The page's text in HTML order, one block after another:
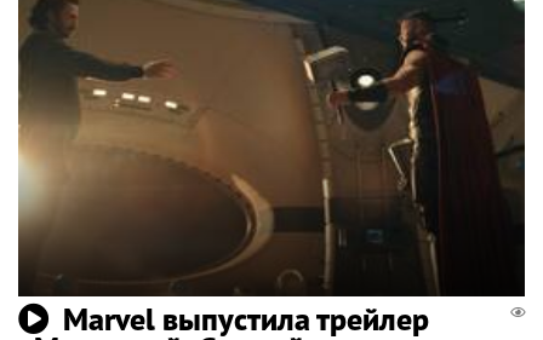
Marvel выпустила трейлер